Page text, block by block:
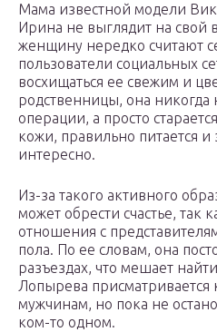
Мама известной модели
Ирина не выглядит на свой
женщину нередко считают
пользователи социальных
восхищаться ее свежим и
родственницы, она никогда
операции, а просто
кожи, правильно питается и
интересно.
Из-за такого активного
может обрести счастье, так
отношения с
пола. По ее словам, она
разъездах, что мешает
Лопырева
мужчинам, но пока не
ком-то одном.